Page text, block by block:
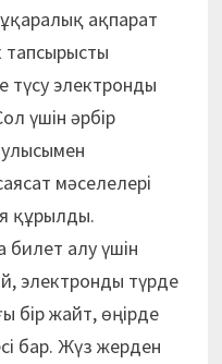
ақпарат
тапсырысты
түсу электронды
үшін әрбір
мәселелері
құрылды.
билет алу үшін
электронды түрде
бір жайт, өңірде
бар. Жүз жерден